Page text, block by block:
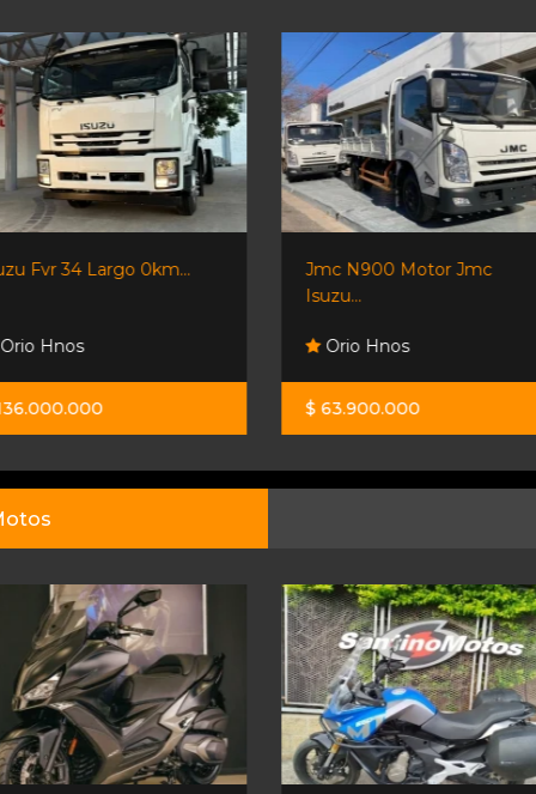
N900 Motor Jmc
Orio Hnos
63.900.000
Kia K2500 2.5 2025 0 Km
Neostar
U$S 31.000